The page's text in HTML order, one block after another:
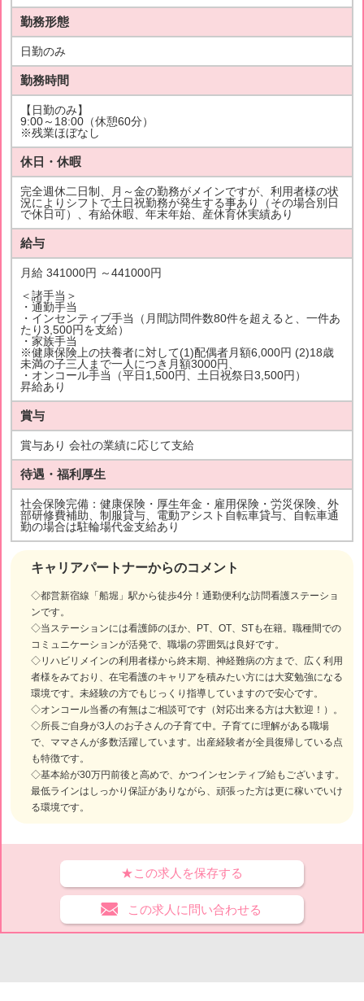
キャリアパートナーからのコメント
◇都営新宿線「船堀」駅から徒歩4分！通勤便利な訪問看護ステーショ
ンです。
◇当ステーションには看護師のほか、PT、OT、STも在籍。職種間での
コミュニケーションが活発で、職場の雰囲気は良好です。
◇リハビリメインの利用者様から終末期、神経難病の方まで、広く利用
者様をみており、在宅看護のキャリアを積みたい方には大変勉強になる
環境です。未経験の方でもじっくり指導していますので安心です。
◇オンコール当番の有無はご相談可です（対応出来る方は大歓迎！）。
◇所長ご自身が3人のお子さんの子育て中。子育てに理解がある職場
で、ママさんが多数活躍しています。出産経験者が全員復帰している点
も特徴です。
◇基本給が30万円前後と高めで、かつインセンティブ給もございます。
最低ラインはしっかり保証がありながら、頑張った方は更に稼いでいけ
る環境です。
勤務形態
日勤のみ
勤務時間
【日勤のみ】
9:00～18:00（休憩60分）
※残業ほぼなし
休日・休暇
完全週休二日制、月～金の勤務がメインですが、利用者様の状
況によりシフトで土日祝勤務が発生する事あり（その場合別日
で休日可）、有給休暇、年末年始、産休育休実績あり
給与
月給 341000円 ～441000円
＜諸手当＞
・通勤手当
・インセンティブ手当（月間訪問件数80件を超えると、一件あ
たり3,500円を支給）
・家族手当
※健康保険上の扶養者に対して(1)配偶者月額6,000円 (2)18歳
未満の子三人まで一人につき月額3000円、
・オンコール手当（平日1,500円、土日祝祭日3,500円）
昇給あり
賞与
賞与あり 会社の業績に応じて支給
待遇・福利厚生
社会保険完備：健康保険・厚生年金・雇用保険・労災保険、外
部研修費補助、制服貸与、電動アシスト自転車貸与、自転車通
勤の場合は駐輪場代金支給あり
★この求人を保存する
この求人に問い合わせる